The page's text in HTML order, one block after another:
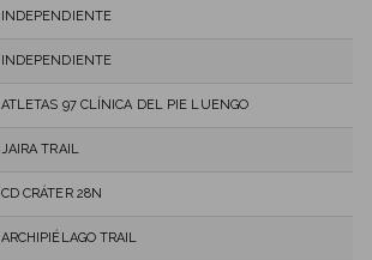
INDEPENDIENTE
INDEPENDIENTE
ATLETAS 97 CLÍNICA DEL PIE LUENGO
JAIRA TRAIL
CD CRÁTER 28N
ARCHIPIÉLAGO TRAIL